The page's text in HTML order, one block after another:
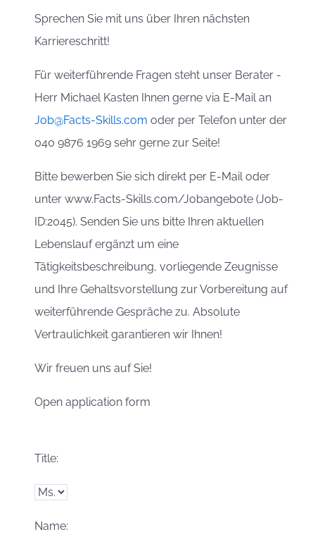
Sprechen Sie mit uns über Ihren nächsten
Karriereschritt!
Für weiterführende Fragen steht unser Berater -
Herr Michael Kasten Ihnen gerne via E-Mail an
Job@Facts-Skills.com oder per Telefon unter der
040 9876 1969 sehr gerne zur Seite!
Bitte bewerben Sie sich direkt per E-Mail oder
unter www.Facts-Skills.com/Jobangebote (Job-
ID:2045). Senden Sie uns bitte Ihren aktuellen
Lebenslauf ergänzt um eine
Tätigkeitsbeschreibung, vorliegende Zeugnisse
und Ihre Gehaltsvorstellung zur Vorbereitung auf
weiterführende Gespräche zu. Absolute
Vertraulichkeit garantieren wir Ihnen!
Wir freuen uns auf Sie!
Open application form
Title:
Name: